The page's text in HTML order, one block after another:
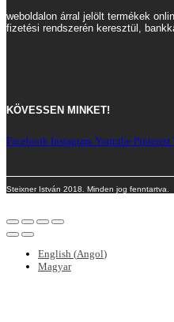
weboldalon árral jelölt termékek
fizetési rendszerén keresztül,
KÖVESSEN MINKET!
Facebook Instagram Youtube Pinterest
Steixner István 2018. Minden jog fenntartva.
English (Angol)
Magyar